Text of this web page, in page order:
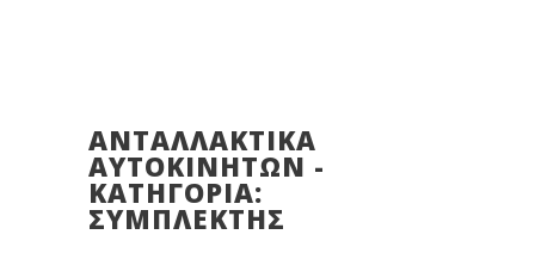
ΑΝΤΑΛΛΑΚΤΙΚΆ
ΑΥΤΟΚΙΝΉΤΩΝ -
ΚΑΤΗΓΟΡΊΑ:
ΣYMΠΛEKTHΣ